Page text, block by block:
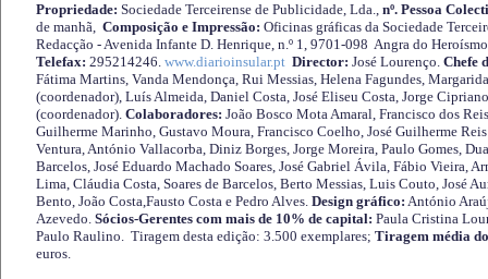
Propriedade: Sociedade Terceirense de Publicidade, Lda., nº. Pessoa
de manhã, Composição e Impressão: Oficinas gráficas da Sociedade
Redacção - Avenida Infante D. Henrique, n.º 1, 9701-098 Angra do
Telefax: 295214246. www.diarioinsular.pt Director: José Lourenço. Chefe
Fátima Martins, Vanda Mendonça, Rui Messias, Helena Fagundes,
(coordenador), Luís Almeida, Daniel Costa, José Eliseu Costa, Jorge
(coordenador). Colaboradores: João Bosco Mota Amaral, Francisco dos
Guilherme Marinho, Gustavo Moura, Francisco Coelho, José Guilherme
Ventura, António Vallacorba, Diniz Borges, Jorge Moreira, Paulo Gomes,
Barcelos, José Eduardo Machado Soares, José Gabriel Ávila, Fábio Vieira,
Lima, Cláudia Costa, Soares de Barcelos, Berto Messias, Luis Couto, José
Bento, João Costa,Fausto Costa e Pedro Alves. Design gráfico: António
Azevedo. Sócios-Gerentes com mais de 10% de capital: Paula Cristina
Paulo Raulino. Tiragem desta edição: 3.500 exemplares; Tiragem média
euros.